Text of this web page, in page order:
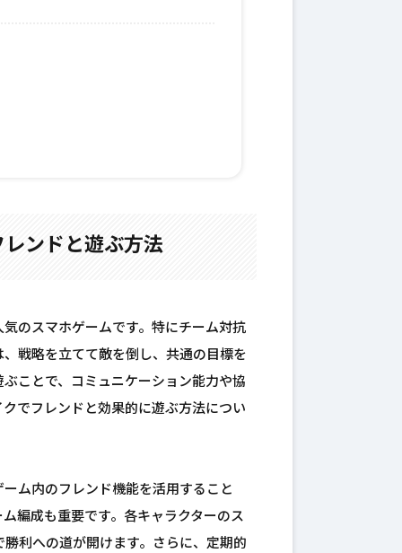
ンドと遊ぶ方法
のスマホゲームです。特にチーム対抗
戦略を立てて敵を倒し、共通の目標を
ことで、コミュニケーション能力や協
でフレンドと効果的に遊ぶ方法につい
ム内のフレンド機能を活用すること
編成も重要です。各キャラクターのス
利への道が開けます。さらに、定期的